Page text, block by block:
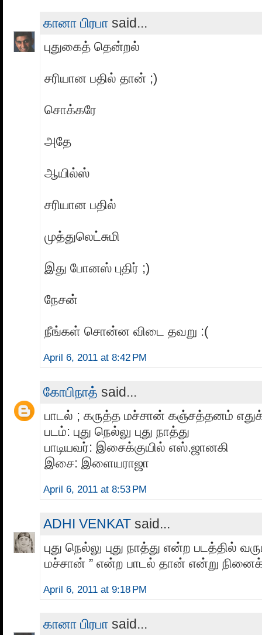
கானா பிரபா said...
புதுகைத் தென்றல்
சரியான பதில் தான் ;)
சொக்கரே
அதே
ஆயில்ஸ்
சரியான பதில்
முத்துலெட்சுமி
இது போனஸ் புதிர் ;)
நேசன்
நீங்கள் சொன்ன விடை தவறு :(
April 6, 2011 at 8:42 PM
கோபிநாத் said...
பாடல் ; கருத்த மச்சான் கஞ்சத்தனம்
படம்: புது நெல்லு புது நாத்து
பாடியவர்: இசைக்குயில் எஸ்.ஜானகி
இசை: இளையராஜா
April 6, 2011 at 8:53 PM
ADHI VENKAT said...
புது நெல்லு புது நாத்து என்ற படத்தில்
மச்சான் ” என்ற பாடல் தான் என்று
April 6, 2011 at 9:18 PM
கானா பிரபா said...